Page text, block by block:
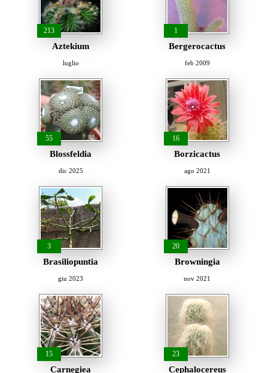
213
Aztekium
luglio
1
Bergerocactus
feb 2009
55
Blossfeldia
dic 2025
16
Borzicactus
ago 2021
3
Brasiliopuntia
giu 2023
20
Browningia
nov 2021
15
Carnegiea
23
Cephalocereus